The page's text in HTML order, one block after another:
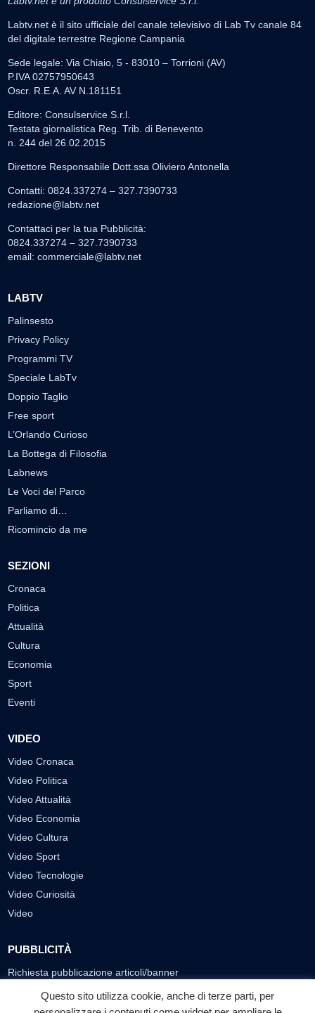
Labtv.net è il sito ufficiale del canale televisivo di Lab Tv canale 84
del digitale terrestre Regione Campania
Sede legale: Via Chiaio, 5 - 83010 – Torrioni (AV)
P.IVA 02757950643
Oscr. R.E.A. AV N.181151
Editore: Consulservice S.r.l.
Testata giornalistica Reg. Trib. di Benevento
n. 244 del 26.02.2015
Direttore Responsabile Dott.ssa Oliviero Antonella
Contatti: 0824.337274 – 327.7390733
redazione@labtv.net
Contattaci per la tua Pubblicità:
0824.337274 – 327.7390733
email: commerciale@labtv.net
LABTV
Palinsesto
Privacy Policy
Programmi TV
Speciale LabTv
Doppio Taglio
Free sport
L’Orlando Curioso
La Bottega di Filosofia
Labnews
Le Voci del Parco
Parliamo di…
Ricomincio da me
SEZIONI
Cronaca
Politica
Attualità
Cultura
Economia
Sport
Eventi
VIDEO
Video Cronaca
Video Politica
Video Attualità
Video Economia
Video Cultura
Video Sport
Video Tecnologie
Video Curiosità
Video
PUBBLICITÀ
Richiesta pubblicazione articoli/banner
SEGUICI SUI SOCIAL
Questo sito utilizza cookie, anche di terze parti, per